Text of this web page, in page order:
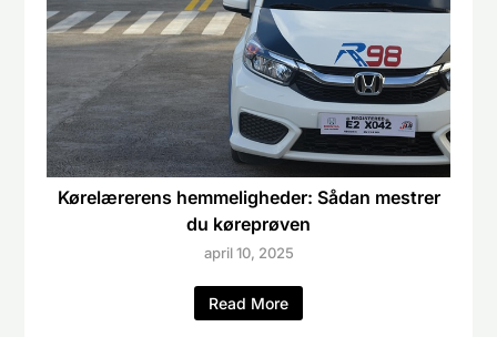
Kørelærerens hemmeligheder: Sådan mestrer
du køreprøven
april 10, 2025
Read More